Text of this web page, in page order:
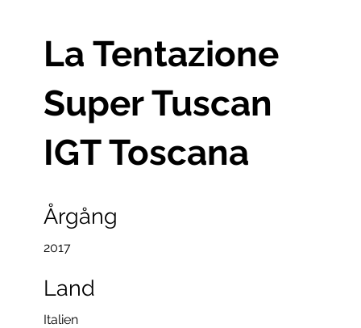
La Tentazione
Super Tuscan
IGT Toscana
Årgång
2017
Land
Italien